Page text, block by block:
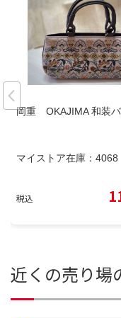
岡重 OKAJIMA 和装
マイストア在庫： 4068
税込
近くの売り場